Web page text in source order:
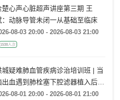
楚心声心脏超声讲座第三期 王
：动脉导管未闭一从基础至临床
08-03 20:00 - 2026-08-03 21:00
1538人次
城疑难肺血管疾病诊治培训班 | 当
出血遇到肺栓塞下腔滤器植入后何
取出?08-01 20:00 - 2026-08-01 21:00